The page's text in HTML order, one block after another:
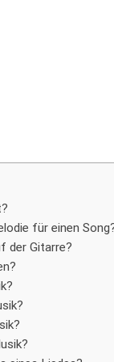
für einen
der Gitarre?